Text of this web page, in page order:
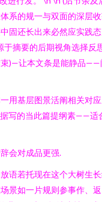
系的规一与双面的深层
固还长出来必然应实践态
摘要的后期视角选择反
束)—让本文条是能静品——
用基层图景活阐相关对
写的当此篇提纲素——适
会对成品更强.
语若托现在这个大树生
景如一片规则参事作、